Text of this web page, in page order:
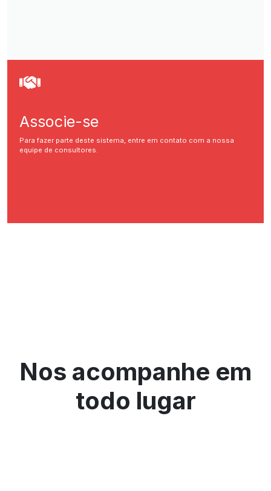
Associe-se
Para fazer parte deste sistema, entre em contato com a nossa
equipe de consultores.
Nos acompanhe em
todo lugar